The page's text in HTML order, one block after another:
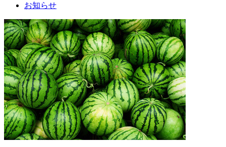
お知らせ